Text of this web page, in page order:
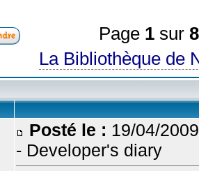
Page 1 sur8
La Bibliothèque de
Posté le : 19/04/
- Developer's diary